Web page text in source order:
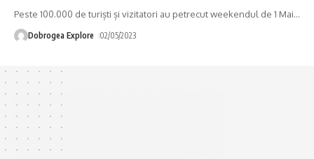
Peste 100.000 de turiști și vizitatori au petrecut weekendul de 1 Mai…
Dobrogea Explore 02/05/2023